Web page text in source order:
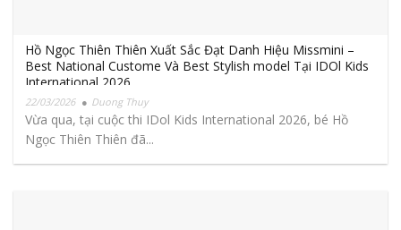
Hồ Ngọc Thiên Thiên Xuất Sắc Đạt Danh Hiệu Missmini –
Best National Custome Và Best Stylish model Tại IDOl Kids
International 2026
22/03/2026 Duong Thuy
Vừa qua, tại cuộc thi IDol Kids International 2026, bé Hồ
Ngọc Thiên Thiên đã...